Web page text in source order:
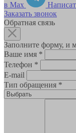
в Max
Заказать звонок
Обратная связь
Заполните форму, и
Ваше имя *
Телефон *
E-mail
Тип обращения *